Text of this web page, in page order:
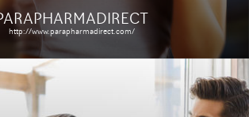
http://www.parapharmadirect.com/